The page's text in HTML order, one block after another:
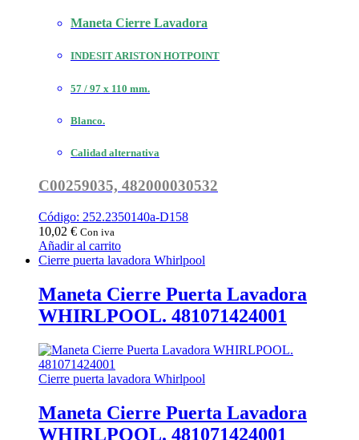
Maneta Cierre Lavadora
INDESIT ARISTON HOTPOINT
57 / 97 x 110 mm.
Blanco.
Calidad alternativa
C00259035, 482000030532
Código: 252.2350140a-D158
10,02 € Con iva
Añadir al carrito
Cierre puerta lavadora Whirlpool
Maneta Cierre Puerta Lavadora
WHIRLPOOL. 481071424001
Cierre puerta lavadora Whirlpool
Maneta Cierre Puerta Lavadora
WHIRLPOOL. 481071424001